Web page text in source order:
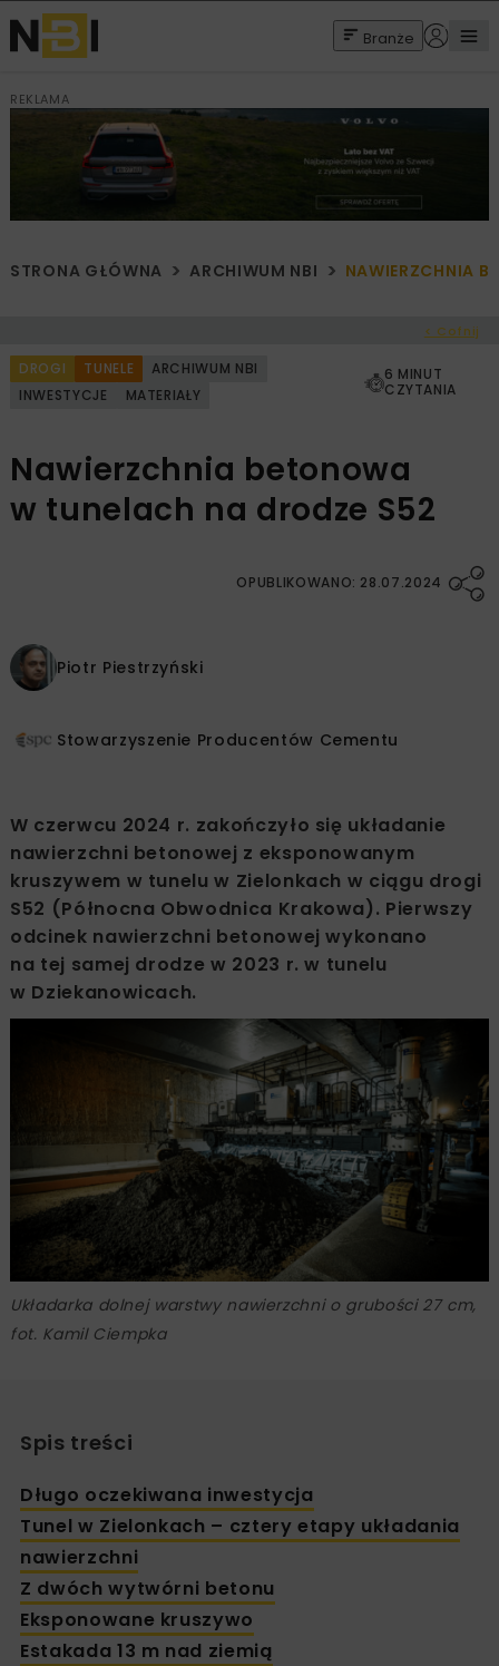
Branże
REKLAMA
STRONA GŁÓWNA ARCHIWUM NBI NAWIERZCHNIA
< Cofnij
DROGI TUNELE
ARCHIWUM NBI
INWESTYCJE
MATERIAŁY
6 MINUT
CZYTANIA
Nawierzchnia betonowa
w tunelach na drodze S52
OPUBLIKOWANO: 28.07.2024
Piotr Piestrzyński
Stowarzyszenie Producentów Cementu
W czerwcu 2024 r. zakończyło się układanie
nawierzchni betonowej z eksponowanym
kruszywem w tunelu w Zielonkach w ciągu drogi
S52 (Północna Obwodnica Krakowa). Pierwszy
odcinek nawierzchni betonowej wykonano
na tej samej drodze w 2023 r. w tunelu
w Dziekanowicach.
Układarka dolnej warstwy nawierzchni o grubości 27 cm,
fot. Kamil Ciempka
Spis treści
Długo oczekiwana inwestycja
Tunel w Zielonkach – cztery etapy układania
nawierzchni
Z dwóch wytwórni betonu
Eksponowane kruszywo
Estakada 13 m nad ziemią